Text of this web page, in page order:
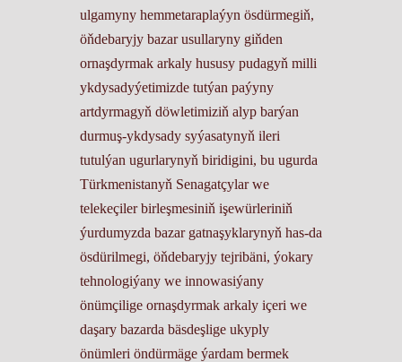
ulgamyny hemmetaraplaýyn ösdürmegiň,
öňdebaryjy bazar usullaryny giňden
ornaşdyrmak arkaly hususy pudagyň milli
ykdysadyýetimizde tutýan paýyny
artdyrmagyň döwletimiziň alyp barýan
durmuş-ykdysady syýasatynyň ileri
tutulýan ugurlarynyň biridigini, bu ugurda
Türkmenistanyň Senagatçylar we
telekeçiler birleşmesiniň işewürleriniň
ýurdumyzda bazar gatnaşyklarynyň has-da
ösdürilmegi, öňdebaryjy tejribäni, ýokary
tehnologiýany we innowasiýany
önümçilige ornaşdyrmak arkaly içeri we
daşary bazarda bäsdeşlige ukyply
önümleri öndürmäge ýardam bermek